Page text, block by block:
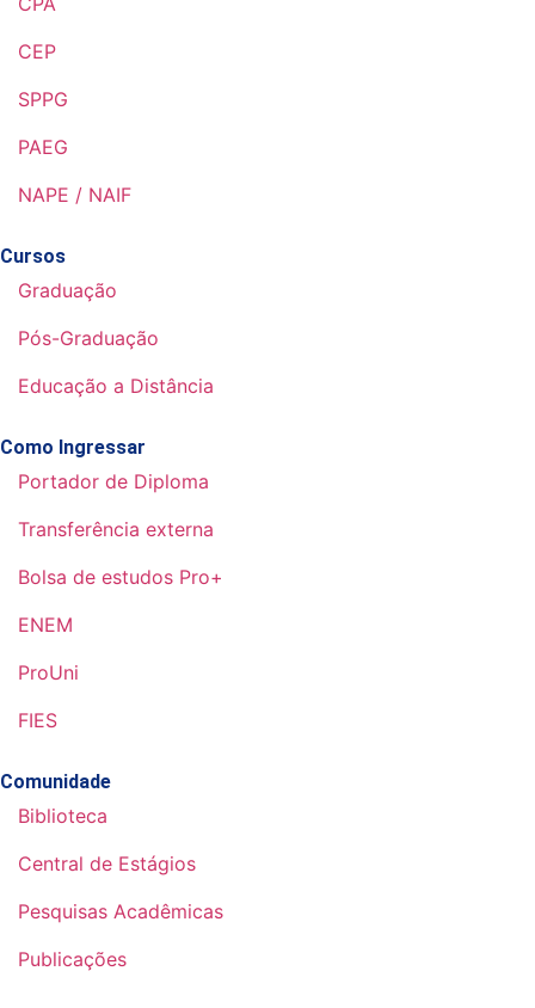
CEP
SPPG
PAEG
NAPE / NAIF
Cursos
Graduação
Pós-Graduação
Educação a Distância
Como Ingressar
Portador de Diploma
Transferência externa
Bolsa de estudos Pro+
ENEM
ProUni
FIES
Comunidade
Biblioteca
Central de Estágios
Pesquisas Acadêmicas
Publicações